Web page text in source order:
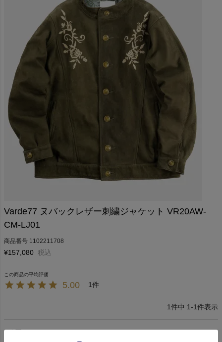
Varde77 ヌバックレザー刺繍ジャケット VR20AW-
CM-LJ01
商品番号 1102211708
¥157,080 税込
5.00 1
1件中 1-1件表示